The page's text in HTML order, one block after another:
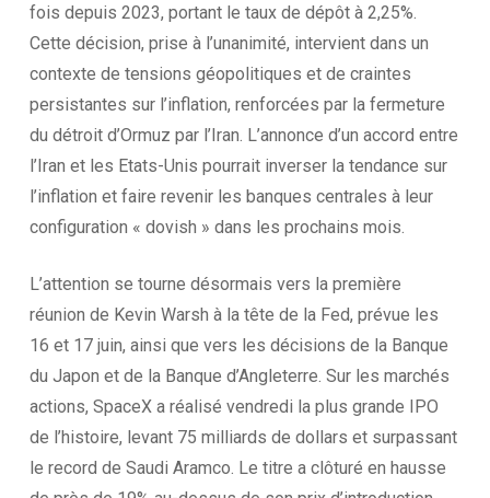
fois depuis 2023, portant le taux de dépôt à 2,25%.
Cette décision, prise à l’unanimité, intervient dans un
contexte de tensions géopolitiques et de craintes
persistantes sur l’inflation, renforcées par la fermeture
du détroit d’Ormuz par l’Iran. L’annonce d’un accord entre
l’Iran et les Etats-Unis pourrait inverser la tendance sur
l’inflation et faire revenir les banques centrales à leur
configuration « dovish » dans les prochains mois.
L’attention se tourne désormais vers la première
réunion de Kevin Warsh à la tête de la Fed, prévue les
16 et 17 juin, ainsi que vers les décisions de la Banque
du Japon et de la Banque d’Angleterre. Sur les marchés
actions, SpaceX a réalisé vendredi la plus grande IPO
de l’histoire, levant 75 milliards de dollars et surpassant
le record de Saudi Aramco. Le titre a clôturé en hausse